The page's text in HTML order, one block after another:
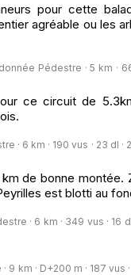
pour cette
agréable ou les
Pédestre · 5 km ·
ce circuit de
· 6 km · 190 vus · 23 dl ·
de bonne montée.
est blotti au
· 6 km · 349 vus · 16 dl
km · D+200 m · 187 vus